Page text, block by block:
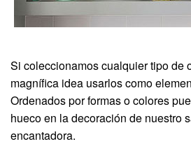
Si coleccionamos cualquier tipo de
magnífica idea usarlos como
Ordenados por formas o colores
hueco en la decoración de nuestro
encantadora.